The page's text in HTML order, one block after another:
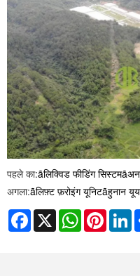
पहले का:ãलिक्विड फीडिंग
अगला:ãलिफ़्ट फ़रोइंग यूनिटãहुनान
Facebook
X WhatsApp